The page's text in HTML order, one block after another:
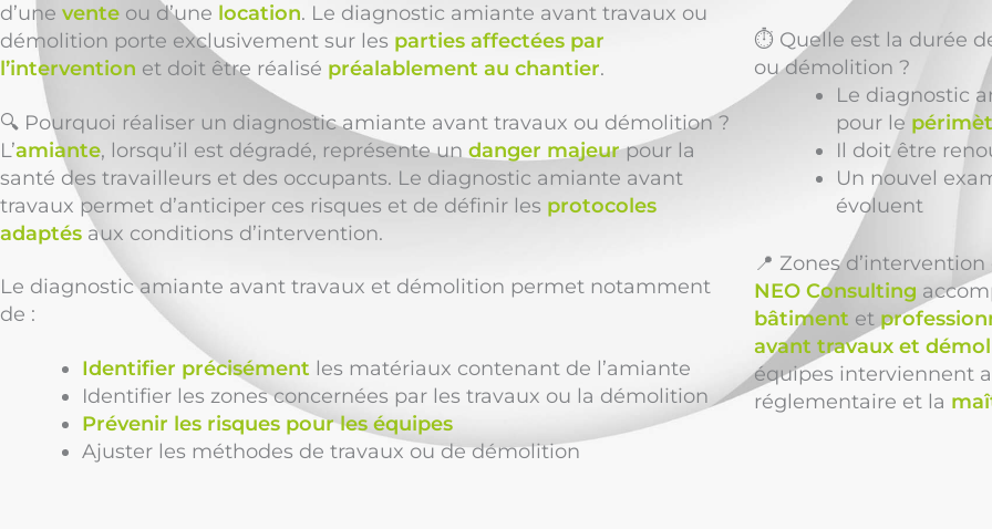
d’une vente ou d’une location. Le diagnostic amiante avant travaux ou
démolition porte exclusivement sur les parties affectées par
l’intervention et doit être réalisé préalablement au chantier.
🔍 Pourquoi réaliser un diagnostic amiante avant travaux ou démolition ?
L’amiante, lorsqu’il est dégradé, représente un danger majeurpour la
santé des travailleurs et des occupants. Le diagnostic amiante avant
travaux permet d’anticiper ces risques et de définir les protocoles
adaptés aux conditions d’intervention.
Le diagnostic amiante avant travaux et démolition permet notamment
de :
Identifier précisément les matériaux contenant de l’amiante
Identifier les zones concernées par les travaux ou la démolition
Prévenir les risques pour les équipes
Ajuster les méthodes de travaux ou de démolition
⏱️ Quelle est la durée
ou démolition ?
Le diagnostic
pour le
Il doit être
Un nouvel
évoluent
📍 Zones
NEO Consulting
bâtiment et
avant travaux et
équipes interviennent
réglementaire et la